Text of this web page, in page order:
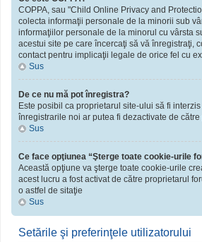
COPPA, sau "Child Online Privacy and
colecta informaţii personale de la minorii sub
informaţiilor personale de la minorul cu vârsta
acestui site pe care încercaţi să vă înregistraţi,
contact pentru implicaţii legale de orice fel cu
Sus
De ce nu mă pot înregistra?
Este posibil ca proprietarul site-ului să fi
înregistrarile noi ar putea fi dezactivate de
Sus
Ce face opţiunea “Şterge toate cookie-urile
Această opţiune va şterge toate cookie-urile
acest lucru a fost activat de către proprietarul
o astfel de sitaţie
Sus
Setările şi preferinţele utilizatorului